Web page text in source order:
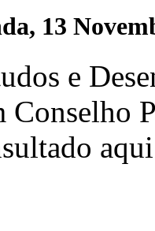
13
e
Conselho